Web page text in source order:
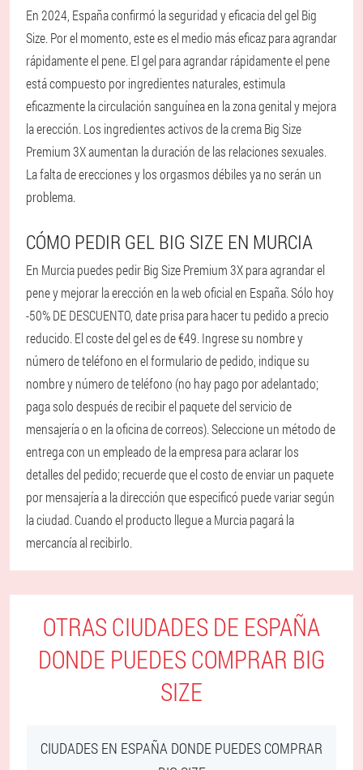
En 2024, España confirmó la seguridad y eficacia del gel Big
Size. Por el momento, este es el medio más eficaz para agrandar
rápidamente el pene. El gel para agrandar rápidamente el pene
está compuesto por ingredientes naturales, estimula
eficazmente la circulación sanguínea en la zona genital y mejora
la erección. Los ingredientes activos de la crema Big Size
Premium 3X aumentan la duración de las relaciones sexuales.
La falta de erecciones y los orgasmos débiles ya no serán un
problema.
CÓMO PEDIR GEL BIG SIZE EN MURCIA
En Murcia puedes pedir Big Size Premium 3X para agrandar el
pene y mejorar la erección en la web oficial en España. Sólo hoy
-50% DE DESCUENTO, date prisa para hacer tu pedido a precio
reducido. El coste del gel es de €49. Ingrese su nombre y
número de teléfono en el formulario de pedido, indique su
nombre y número de teléfono (no hay pago por adelantado;
paga solo después de recibir el paquete del servicio de
mensajería o en la oficina de correos). Seleccione un método de
entrega con un empleado de la empresa para aclarar los
detalles del pedido; recuerde que el costo de enviar un paquete
por mensajería a la dirección que especificó puede variar según
la ciudad. Cuando el producto llegue a Murcia pagará la
mercancía al recibirlo.
OTRAS CIUDADES DE ESPAÑA
DONDE PUEDES COMPRAR BIG
SIZE
CIUDADES EN ESPAÑA DONDE PUEDES COMPRAR